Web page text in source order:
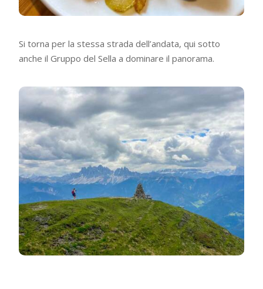
Si torna per la stessa strada dell’andata, qui sotto
anche il Gruppo del Sella a dominare il panorama.